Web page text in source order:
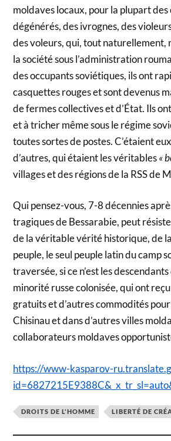
moldaves locaux, pour la plupart des
dégénérés, des ivrognes, des
des voleurs, qui, tout naturellement,
la société sous l’administration
des occupants soviétiques, ils ont
casquettes rouges et sont devenus
de fermes collectives et d’État. Ils
et à tricher même sous le régime
toutes sortes de postes. C’étaient
d’autres, qui étaient les véritables«
villages et des régions de la RSS de
Qui pensez-vous, 7-8 décennies
tragiques de Bessarabie, peut
de la véritable vérité historique, de
peuple, le seul peuple latin du camp
traversée, si ce n’est les
minorité russe colonisée, qui ont
gratuits et d’autres commodités pour
Chisinau et dans d’autres villes
collaborateurs moldaves
https://www-kasparov-
DROITS DE L'HOMME LIBERTÉ DE